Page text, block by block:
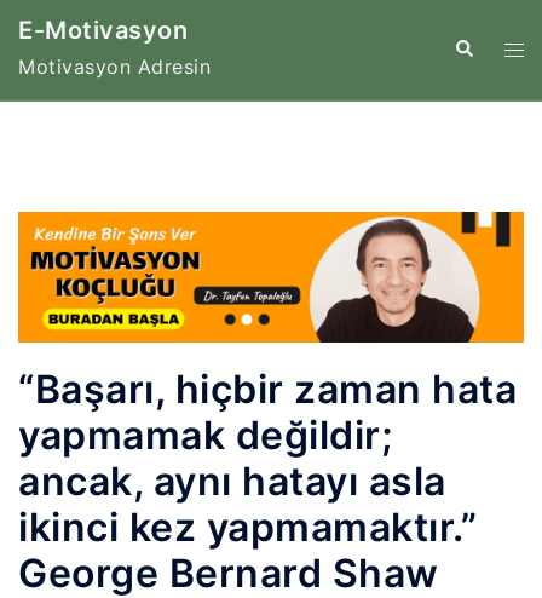
İçeriğe
E-Motivasyon
Motivasyon Adresin
Search
“Başarı, hiçbir zaman hata
yapmamak değildir;
ancak, aynı hatayı asla
ikinci kez yapmamaktır.”
George Bernard Shaw